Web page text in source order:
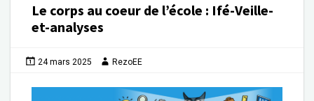
Le corps au coeur de l’école : Ifé-Veille-
et-analyses
24 mars 2025 RezoEE